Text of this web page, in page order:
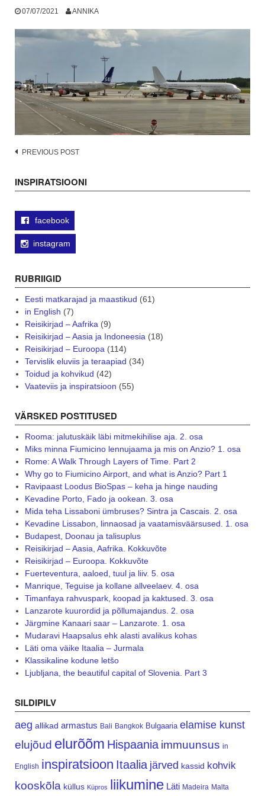
07/07/2021 ANNIKA
Post
PREVIOUS POST
INSPIRATSIOONI
facebook
instagram
RUBRIIGID
Eesti matkarajad ja maastikud (61)
in English (7)
Reisikirjad – Aafrika (9)
Reisikirjad – Aasia ja Indoneesia (18)
Reisikirjad – Euroopa (114)
Tervislik eluviis ja teraapiad (34)
Toidud ja kohvikud (42)
Vaateviis ja inspiratsioon (55)
VÄRSKED POSTITUSED
Rooma: jalutuskäik läbi mitmekihilise aja. 2. osa
Miks minna Fiumicino lennujaama ja mis on Anzio? 1. osa
Rome: A Walk Through Layers of Time. Part 2
Why go to Fiumicino Airport, and what is Anzio? Part 1
Ravipaast Loodus BioSpas – keha ja hinge nauding
Kevadine Porto, Fado ja ookean. 3. osa
Mida teha Lissaboni ümbruses? Sintra ja Cascais. 2. osa
Kevadine Lissabon, linnaosad ja vaatamisväärsused. 1. osa
Budapest, Doonau ja talisuplus
Reisikirjad – Aasia, Aafrika. Kokkuvõte
Reisikirjad – Euroopa. Kokkuvõte
Fuerteventura, aaloed, tuul ja liiv. 5. osa
Manrique, Teguise ja kollane allveelaev. 4. osa
Timanfaya rahvuspark, koopad ja kaktused. 3. osa
Lanzarote kuurordid ja põllumajandus. 2. osa
Järgmine Kanaari saar – Lanzarote. 1. osa
Mudaravi Haapsalus ehk alasti avalikus kohas
Läti oma väike Itaalia – Jurmala
Klassikaline kodune letšo
Ljubljana, the beautiful capital of Slovenia. Part 3
SILDIPILV
aeg allikad armastus Bali Bangkok Bulgaaria elamise kunst
elujõud elurõõm Hispaania immuunsus in
English inspiratsioon Itaalia järved kassid kohvik
kooskõla küllus Küpros liikumine Läti Madeira Malta